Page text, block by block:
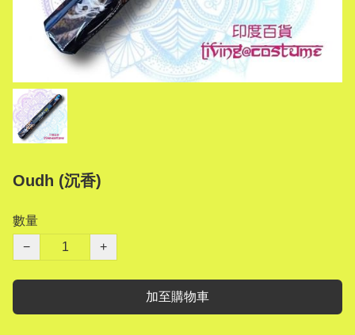
Oudh (沉香)
數量
−
+
加至購物車